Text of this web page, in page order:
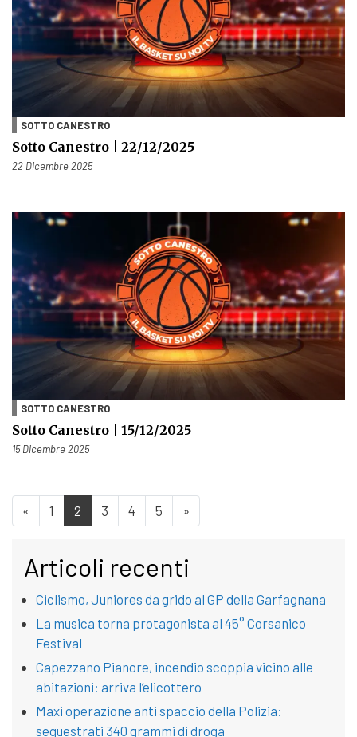
SOTTO CANESTRO
Sotto Canestro | 22/12/2025
Pubblicato il
22 Dicembre 2025
SOTTO CANESTRO
Sotto Canestro | 15/12/2025
Pubblicato il
15 Dicembre 2025
« 1 2 3 4 5 »
Articoli recenti
Ciclismo, Juniores da grido al GP della Garfagnana
La musica torna protagonista al 45° Corsanico
Festival
Capezzano Pianore, incendio scoppia vicino alle
abitazioni: arriva l’elicottero
Maxi operazione anti spaccio della Polizia:
sequestrati 340 grammi di droga